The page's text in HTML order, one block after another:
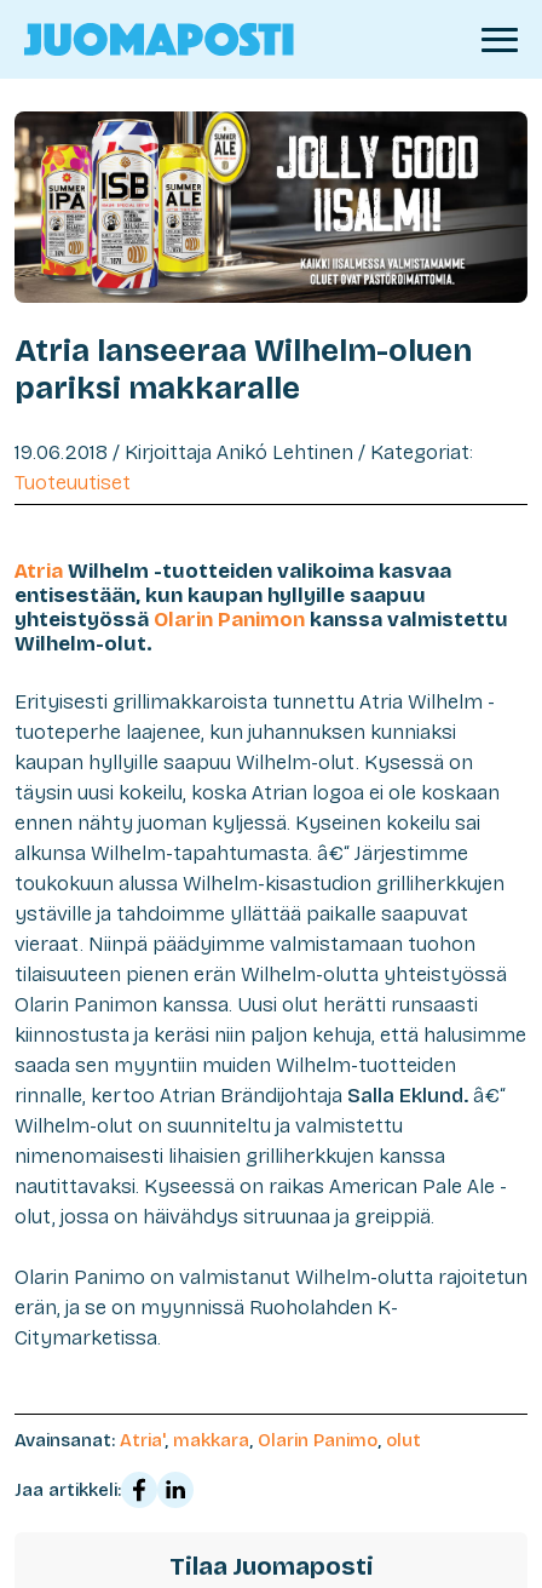
Atria lanseeraa Wilhelm-oluen
pariksi makkaralle
19.06.2018 / Kirjoittaja Anikó Lehtinen / Kategoriat:
Tuoteuutiset
AtriaWilhelm -tuotteiden valikoima kasvaa
entisestään, kun kaupan hyllyille saapuu
yhteistyössä Olarin Panimon kanssa valmistettu
Wilhelm-olut.
Erityisesti grillimakkaroista tunnettu Atria Wilhelm -
tuoteperhe laajenee, kun juhannuksen kunniaksi
kaupan hyllyille saapuu Wilhelm-olut. Kysessä on
täysin uusi kokeilu, koska Atrian logoa ei ole koskaan
ennen nähty juoman kyljessä. Kyseinen kokeilu sai
alkunsa Wilhelm-tapahtumasta. â€“ Järjestimme
toukokuun alussa Wilhelm-kisastudion grilliherkkujen
ystäville ja tahdoimme yllättää paikalle saapuvat
vieraat. Niinpä päädyimme valmistamaan tuohon
tilaisuuteen pienen erän Wilhelm-olutta yhteistyössä
Olarin Panimon kanssa. Uusi olut herätti runsaasti
kiinnostusta ja keräsi niin paljon kehuja, että halusimme
saada sen myyntiin muiden Wilhelm-tuotteiden
rinnalle, kertoo Atrian Brändijohtaja Salla Eklund.â€“
Wilhelm-olut on suunniteltu ja valmistettu
nimenomaisesti lihaisien grilliherkkujen kanssa
nautittavaksi. Kyseessä on raikas American Pale Ale -
olut, jossa on häivähdys sitruunaa ja greippiä.
Olarin Panimo on valmistanut Wilhelm-olutta rajoitetun
erän, ja se on myynnissä Ruoholahden K-
Citymarketissa.
Avainsanat: Atria', makkara, Olarin Panimo, olut
Jaa artikkeli:
Tilaa Juomaposti